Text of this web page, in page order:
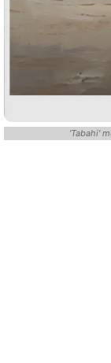
'Tabahi'